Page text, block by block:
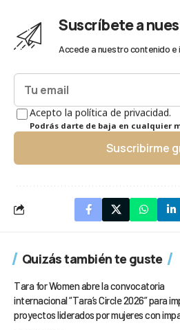
Suscríbete a
Accede a nuestro contenido e
Acepto la política de privacidad.
Podrás darte de baja en cualquier
Suscribirme
Quizás también te guste
Tara for Women abre la convocatoria
internacional “Tara’s Circle 2026” para
proyectos liderados por mujeres con